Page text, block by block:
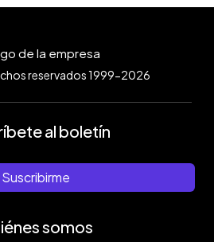
reservados 1999-2026
al boletín
Suscribirme
somos